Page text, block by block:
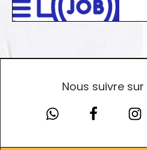
Nous suivre